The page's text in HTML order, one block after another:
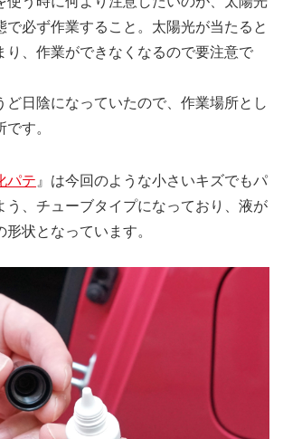
で必ず作業すること。太陽光が当たると
り、作業ができなくなるので要注意で
ど日陰になっていたので、作業場所とし
す。
パテ 』は今回のような小さいキズでもパ
う、チューブタイプになっており、液が
状となっています。